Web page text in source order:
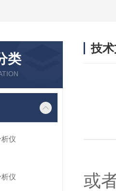
类
仪
仪
技
或